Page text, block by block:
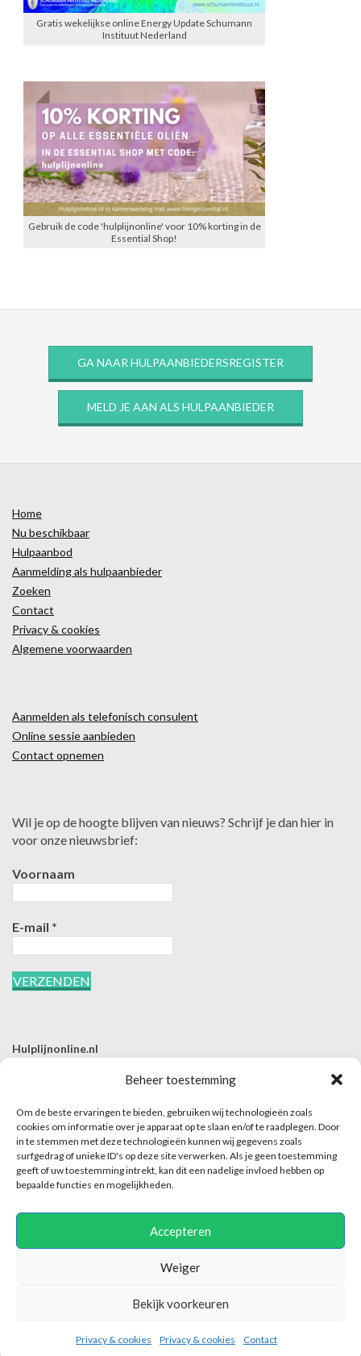
Beheer toestemming
Om de beste ervaringen te bieden, gebruiken wij technologieën zoals
cookies om informatie over je apparaat op te slaan en/of te raadplegen. Door
in te stemmen met deze technologieën kunnen wij gegevens zoals
surfgedrag of unieke ID's op deze site verwerken. Als je geen toestemming
geeft of uw toestemming intrekt, kan dit een nadelige invloed hebben op
bepaalde functies en mogelijkheden.
Accepteren
Weiger
Bekijk voorkeuren
Privacy & cookies Privacy & cookies Contact
Gratis wekelijkse online Energy Update Schumann
Instituut Nederland
Gebruik de code 'hulplijnonline' voor 10% korting in de
Essential Shop!
GA NAAR HULPAANBIEDERSREGISTER
MELD JE AAN ALS HULPAANBIEDER
Home
Nu beschikbaar
Hulpaanbod
Aanmelding als hulpaanbieder
Zoeken
Contact
Privacy & cookies
Algemene voorwaarden
Aanmelden als telefonisch consulent
Online sessie aanbieden
Contact opnemen
Wil je op de hoogte blijven van nieuws? Schrijf je dan hier in
voor onze nieuwsbrief:
Voornaam
E-mail *
Hulplijnonline.nl
E | info@hulplijnonline.nl
Contactformulier
Over Hulplijnonline.nl
Het team van Hulplijnonline.nl
Hulplijnonline maakt enkel dit platform mogelijk en is niet verantwoordelijk of
aansprakelijk voor de inhoud van het contact tussen hulpaanbieder en hulpvrager.